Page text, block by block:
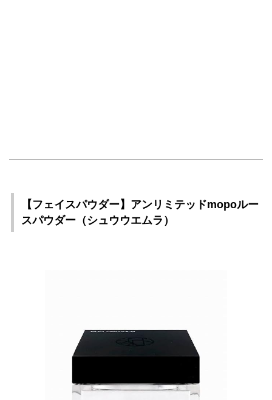
【フェイスパウダー】アンリミテッドmopoルー
スパウダー（シュウウエムラ）